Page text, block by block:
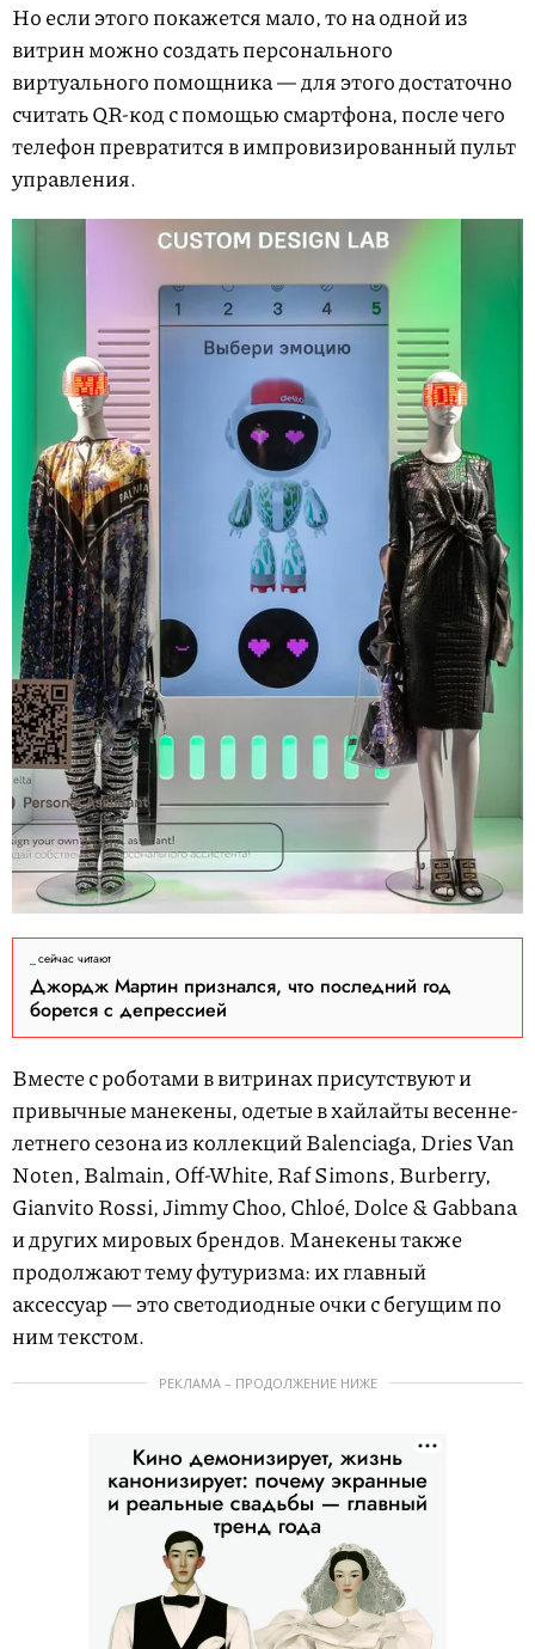
Но если этого покажется мало, то на одной из
витрин можно создать персонального
виртуального помощника — для этого достаточно
считать QR-код с помощью смартфона, после чего
телефон превратится в импровизированный пульт
управления.
сейчас читают
Джордж Мартин признался, что последний год
борется с депрессией
Вместе с роботами в витринах присутствуют и
привычные манекены, одетые в хайлайты весенне-
летнего сезона из коллекций Balenciaga, Dries Van
Noten, Balmain, Off-White, Raf Simons, Burberry,
Gianvito Rossi, Jimmy Choo, Chloé, Dolce & Gabbana
и других мировых брендов. Манекены также
продолжают тему футуризма: их главный
аксессуар — это светодиодные очки с бегущим по
ним текстом.
РЕКЛАМА – ПРОДОЛЖЕНИЕ НИЖЕ